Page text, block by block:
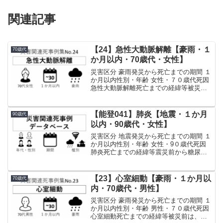
関連記事
70歳代
【24】急性大動脈解離【豪雨・１
か月以内・70歳代・女性】
災害区分 豪雨発災から死亡までの期間 １
か月以内性別・年齢 女性・７０歳代死因
急性大動脈解離死亡までの経緯等被災前
では家族に対して体調不良を訴えること
もなかった。発災...
90歳代
【能登041】肺炎【地震・１か月
以内・90歳代・女性】
災害区分 地震発災から死亡までの期間 １
か月以内性別・年齢 女性・9０歳代死因
肺炎死亡までの経緯等震災前から糖尿病
受けていた。また、入浴や衣服着脱につ
いては介助を必要...
70歳代
【23】心室細動【豪雨・１か月以
内・70歳代・男性】
災害区分 豪雨発災から死亡までの期間 １
か月以内性別・年齢 男性・７０歳代死因
心室細動死亡までの経緯等被災前は、心